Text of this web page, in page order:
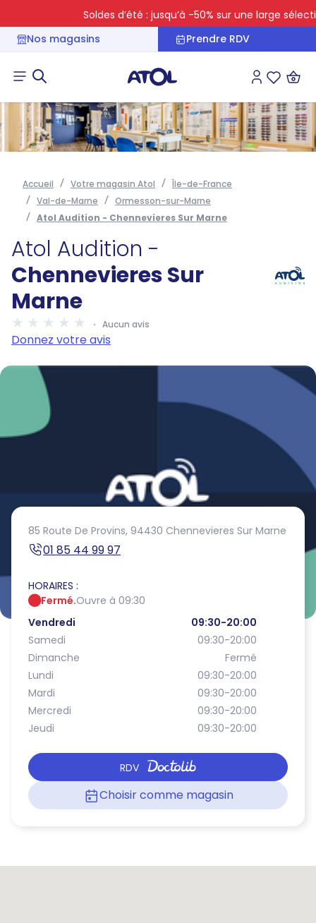
Soldes d’été : jusqu’à -50% sur une large sélection
Nos magasins
Prendre RDV
Connexion
Accueil Votre magasin Atol
Île-de-France
Val-de-Marne
Ormesson-sur-Marne
Atol Audition - Chennevieres Sur Marne
Atol Audition -
Chennevieres Sur
Marne
Aucun avis
Donnez votre avis
85 Route De Provins, 94430 Chennevieres Sur Marne
01 85 44 99 97
HORAIRES :
Fermé.Ouvre à 09:30
Vendredi
09:30-20:00
Samedi
09:30-20:00
Dimanche
Fermé
Lundi
09:30-20:00
Mardi
09:30-20:00
Mercredi
09:30-20:00
Jeudi
09:30-20:00
RDV
Choisir comme magasin